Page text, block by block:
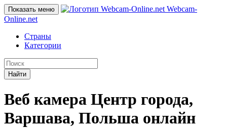
Показать меню
Webcam-
Online.net
Страны
Категории
Найти
Веб камера Центр города,
Варшава, Польша онлайн